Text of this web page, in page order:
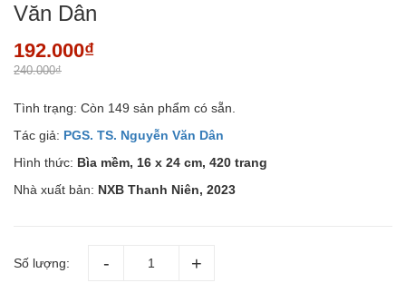
Văn Dân
192.000₫
240.000₫
Tình trạng: Còn 149 sản phẩm có sẵn.
Tác giả: PGS. TS. Nguyễn Văn Dân
Hình thức: Bìa mềm, 16 x 24 cm, 420 trang
Nhà xuất bản: NXB Thanh Niên, 2023
Số lượng: